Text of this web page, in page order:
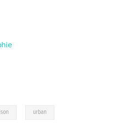
urban